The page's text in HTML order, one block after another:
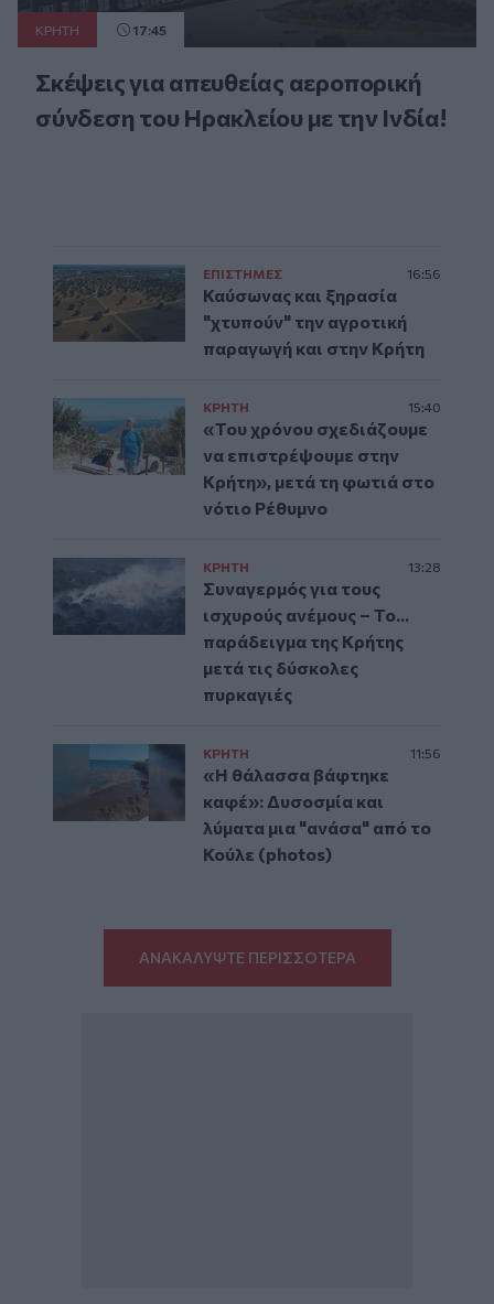
ΚΡΗΤΗ 17:45
Σκέψεις για απευθείας αεροπορική
σύνδεση του Ηρακλείου με την Ινδία!
ΕΠΙΣΤΗΜΕΣ 16:56
Καύσωνας και ξηρασία
"χτυπούν" την αγροτική
παραγωγή και στην Κρήτη
ΚΡΗΤΗ 15:40
«Του χρόνου σχεδιάζουμε
να επιστρέψουμε στην
Κρήτη», μετά τη φωτιά στο
νότιο Ρέθυμνο
ΚΡΗΤΗ 13:28
Συναγερμός για τους
ισχυρούς ανέμους – Το...
παράδειγμα της Κρήτης
μετά τις δύσκολες
πυρκαγιές
ΚΡΗΤΗ 11:56
«Η θάλασσα βάφτηκε
καφέ»: Δυσοσμία και
λύματα μια "ανάσα" από το
Κούλε (photos)
ΑΝΑΚΑΛΥΨΤΕ ΠΕΡΙΣΣΟΤΕΡΑ